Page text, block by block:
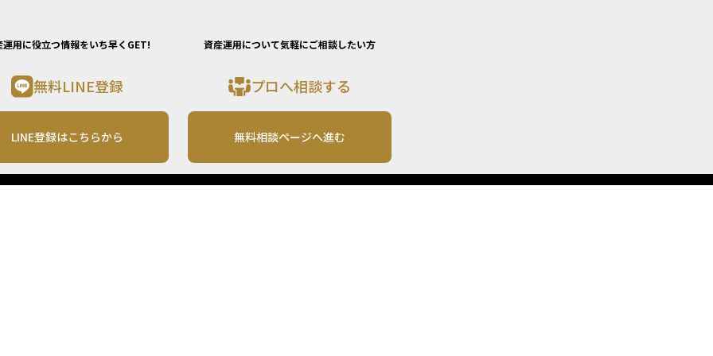
運用に役立つ情報をいち早くGET!
無料LINE登録
LINE登録はこちらから
資産運用について気軽にご相談したい方
プロへ相談する
無料相談ページへ進む